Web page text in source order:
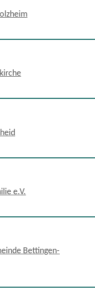
e.V.
Bettingen-